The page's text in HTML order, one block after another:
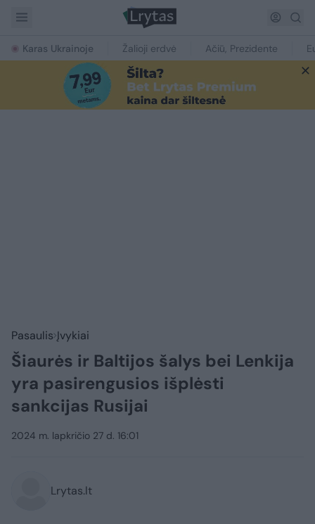
Karas Ukrainoje Žalioji erdvė Ačiū, Prezidente
Pasaulis Įvykiai
Šiaurės ir Baltijos šalys bei Lenkija
yra pasirengusios išplėsti
sankcijas Rusijai
2024 m. lapkričio 27 d. 16:01
Lrytas.lt